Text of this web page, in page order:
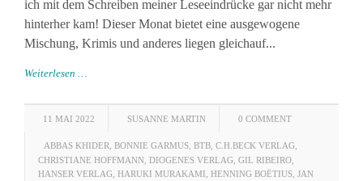
ich mit dem Schreiben meiner Leseeindrücke gar nicht mehr
hinterher kam! Dieser Monat bietet eine ausgewogene
Mischung, Krimis und anderes liegen gleichauf...
Weiterlesen …
11 MAI 2022 SUSANNE MARTIN 0 COMMENT
ABBAS KHIDER BONNIE GARMUS BTB C.H.BECK VERLAG
CHRISTIANE HOFFMANN DIOGENES VERLAG GIL RIBEIRO
HANSER VERLAG HARUKI MURAKAMI HENNING BOËTIUS JAN